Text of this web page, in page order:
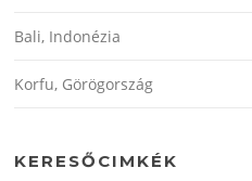
Bali, Indonézia
Korfu, Görögország
KERESŐCIMKÉK